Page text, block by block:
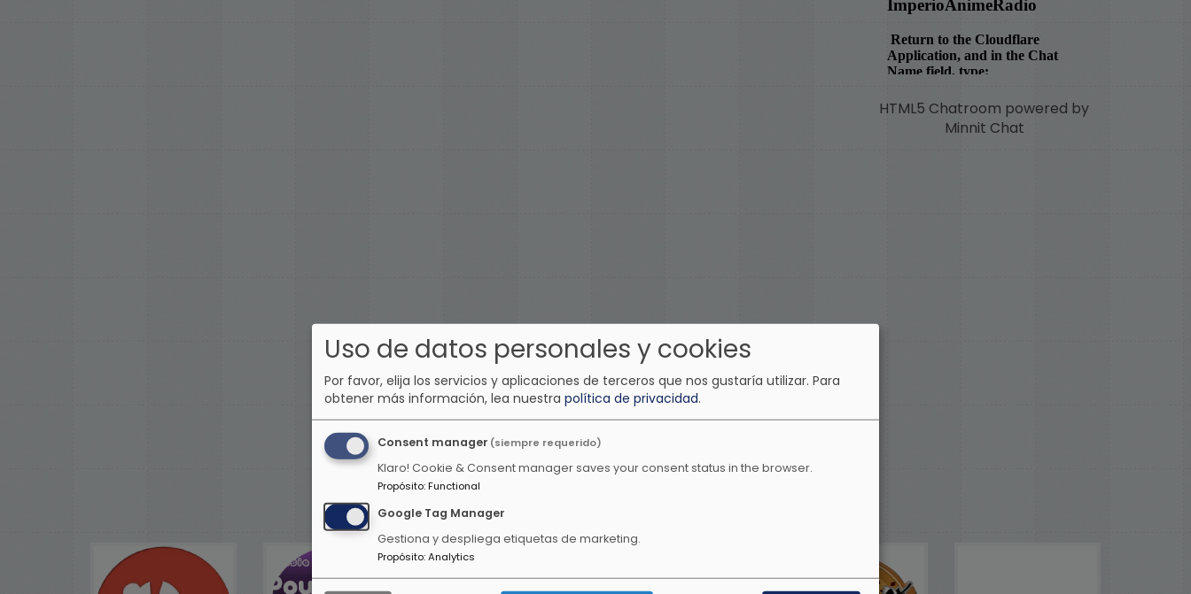
HTML5 Chatroom powered by
Minnit Chat
Otras emisoras de música anime
Uso de datos personales y cookies
Por favor, elija los servicios y aplicaciones de terceros que nos gustaría utilizar. Para
obtener más información, lea nuestra política de privacidad.
Consent manager (siempre requerido)
Klaro! Cookie & Consent manager saves your consent status in the browser.
Propósito:Functional
Google Tag Manager
Gestiona y despliega etiquetas de marketing.
Propósito:Analytics